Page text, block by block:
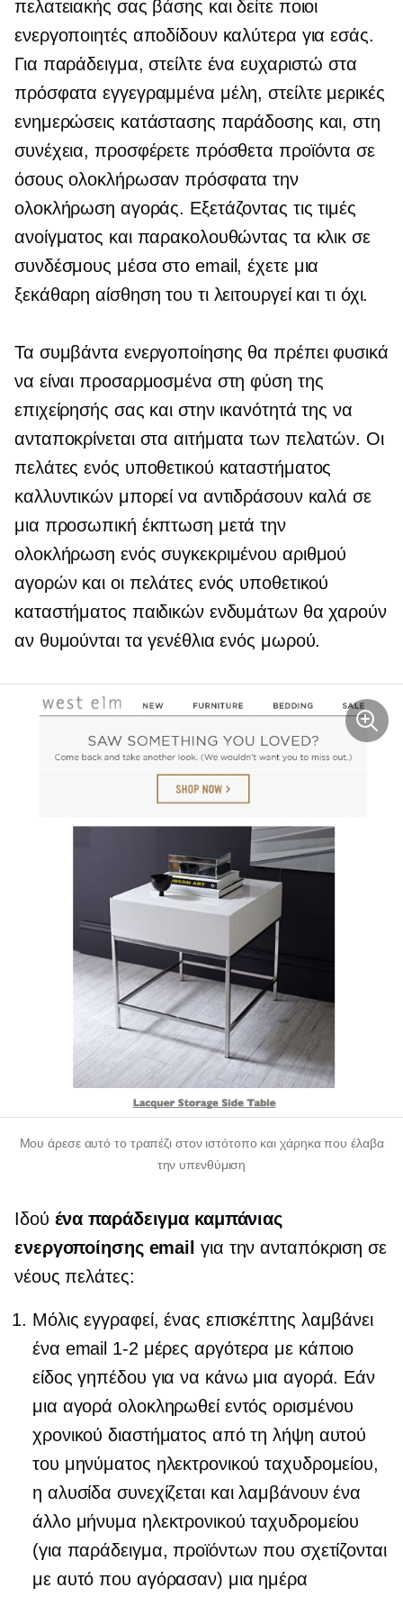
πελατειακής σας βάσης και δείτε ποιοι
ενεργοποιητές αποδίδουν καλύτερα για εσάς.
Για παράδειγμα, στείλτε ένα ευχαριστώ στα
πρόσφατα εγγεγραμμένα μέλη, στείλτε μερικές
ενημερώσεις κατάστασης παράδοσης και, στη
συνέχεια, προσφέρετε πρόσθετα προϊόντα σε
όσους ολοκλήρωσαν πρόσφατα την
ολοκλήρωση αγοράς. Εξετάζοντας τις τιμές
ανοίγματος και παρακολουθώντας τα κλικ σε
συνδέσμους μέσα στο email, έχετε μια
ξεκάθαρη αίσθηση του τι λειτουργεί και τι όχι.
Τα συμβάντα ενεργοποίησης θα πρέπει φυσικά
να είναι προσαρμοσμένα στη φύση της
επιχείρησής σας και στην ικανότητά της να
ανταποκρίνεται στα αιτήματα των πελατών. Οι
πελάτες ενός υποθετικού καταστήματος
καλλυντικών μπορεί να αντιδράσουν καλά σε
μια προσωπική έκπτωση μετά την
ολοκλήρωση ενός συγκεκριμένου αριθμού
αγορών και οι πελάτες ενός υποθετικού
καταστήματος παιδικών ενδυμάτων θα χαρούν
αν θυμούνται τα γενέθλια ενός μωρού.
Μου άρεσε αυτό το τραπέζι στον ιστότοπο και χάρηκα που έλαβα
την υπενθύμιση
Ιδού ένα παράδειγμα καμπάνιας
ενεργοποίησης email για την ανταπόκριση σε
νέους πελάτες:
Μόλις εγγραφεί, ένας επισκέπτης λαμβάνει
ένα email 1-2 μέρες αργότερα με κάποιο
είδος γηπέδου για να κάνω μια αγορά. Εάν
μια αγορά ολοκληρωθεί εντός ορισμένου
χρονικού διαστήματος από τη λήψη αυτού
του μηνύματος ηλεκτρονικού ταχυδρομείου,
η αλυσίδα συνεχίζεται και λαμβάνουν ένα
άλλο μήνυμα ηλεκτρονικού ταχυδρομείου
(για παράδειγμα, προϊόντων που σχετίζονται
με αυτό που αγόρασαν) μια ημέρα